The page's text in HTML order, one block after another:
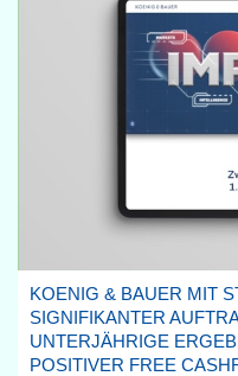
KOENIG & BAUER MIT
SIGNIFIKANTER
UNTERJÄHRIGE
POSITIVER FREE